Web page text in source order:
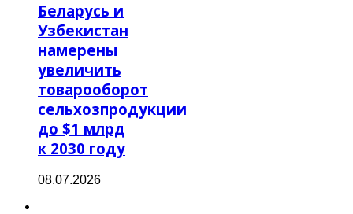
Беларусь и
Узбекистан
намерены
увеличить
товарооборот
сельхозпродукции
до $1 млрд
к 2030 году
08.07.2026